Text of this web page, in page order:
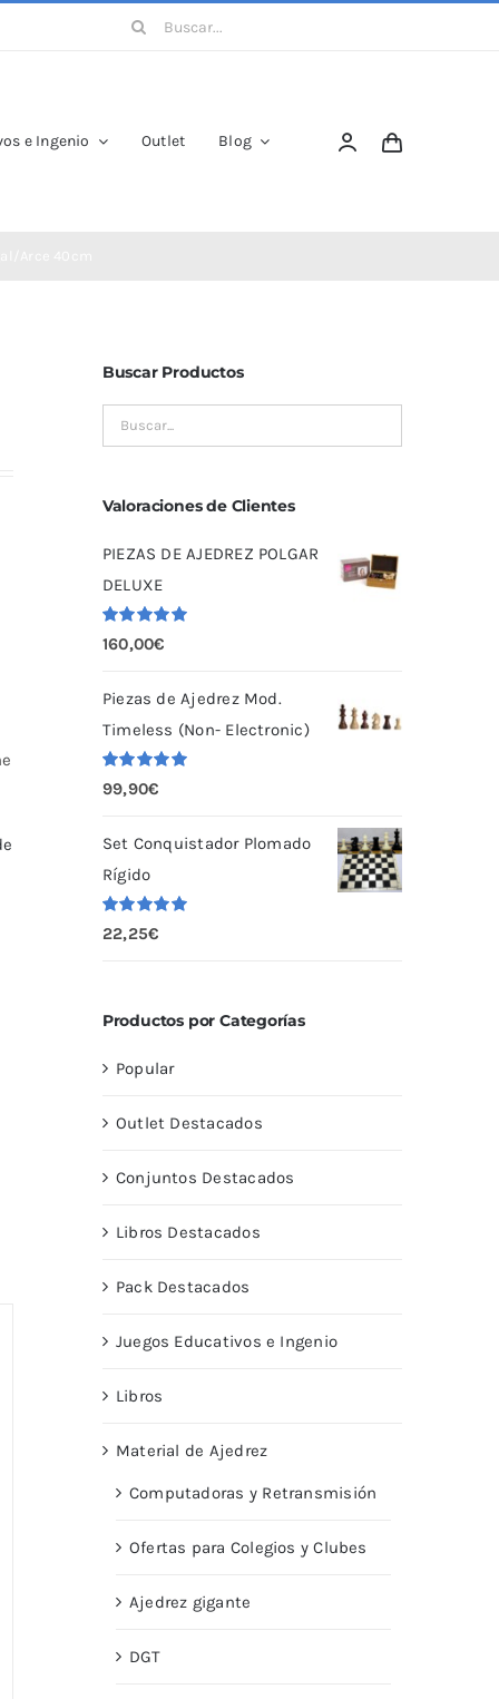
Buscar:
e Ingenio Outlet Blog
Buscar Productos
Valoraciones de Clientes
PIEZAS DE AJEDREZ POLGAR
DELUXE
Valorado
con 5.00
160,00€
Piezas de Ajedrez Mod.
Timeless (Non- Electronic)
Valorado
con 5.00
99,90€
Set Conquistador Plomado
Rígido
Valorado
con
5.00
22,25€
Productos por Categorías
Popular
Outlet Destacados
Conjuntos Destacados
Libros Destacados
Pack Destacados
Juegos Educativos e Ingenio
Libros
Material de Ajedrez
Computadoras y Retransmisión
Ofertas para Colegios y Clubes
Ajedrez gigante
DGT